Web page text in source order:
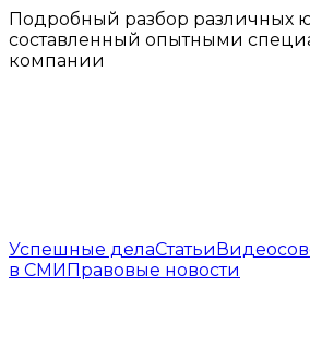
Подробный разбор различных
составленный опытными
компании
Успешные делаСтатьи
в СМИПравовые новости